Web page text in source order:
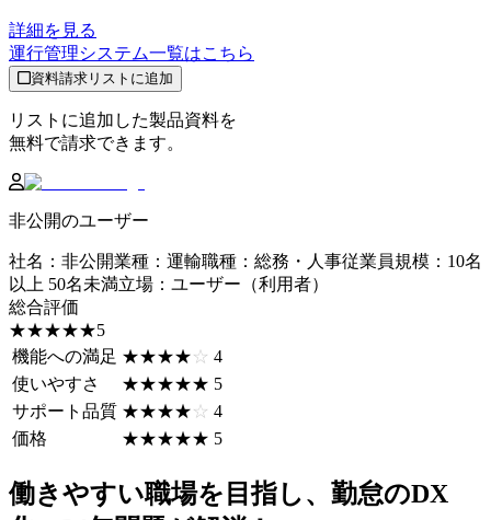
詳細を見る
運行管理システム一覧はこちら
資料請求リストに追加
リストに追加した製品資料を
無料で請求できます。
非公開のユーザー
社名 ： 非公開業種 ： 運輸職種 ： 総務・人事従業員規模 ： 10名
以上 50名未満立場 ： ユーザー（利用者）
総合評価
☆☆☆☆☆
★★★★★5
機能への満足 ☆☆☆☆☆
★★★★★ 4
使いやすさ
☆☆☆☆☆
★★★★★ 5
サポート品質 ☆☆☆☆☆
★★★★★ 4
価格
☆☆☆☆☆
★★★★★ 5
働きやすい職場を目指し、勤怠のDX